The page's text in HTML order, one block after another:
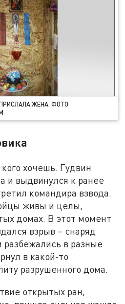
ЖЕНА. ФОТО
хочешь. Гудвин
и выдвинулся к ранее
командира взвода.
живы и целы,
домах. В этот момент
взрыв – снаряд
в разные
в какой-то
разрушенного дома.
открытых ран,